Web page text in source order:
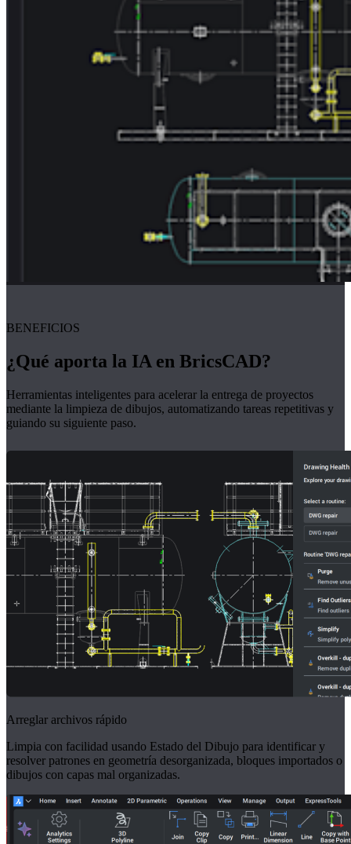
BENEFICIOS
¿Qué aporta la IA en BricsCAD?
Herramientas inteligentes para acelerar la entrega de proyectos
mediante la limpieza de dibujos, automatizando tareas repetitivas y
guiando su siguiente paso.
Arreglar archivos rápido
Limpia con facilidad usando Estado del Dibujo para identificar y
resolver patrones en geometría desorganizada, bloques importados o
dibujos con capas mal organizadas.